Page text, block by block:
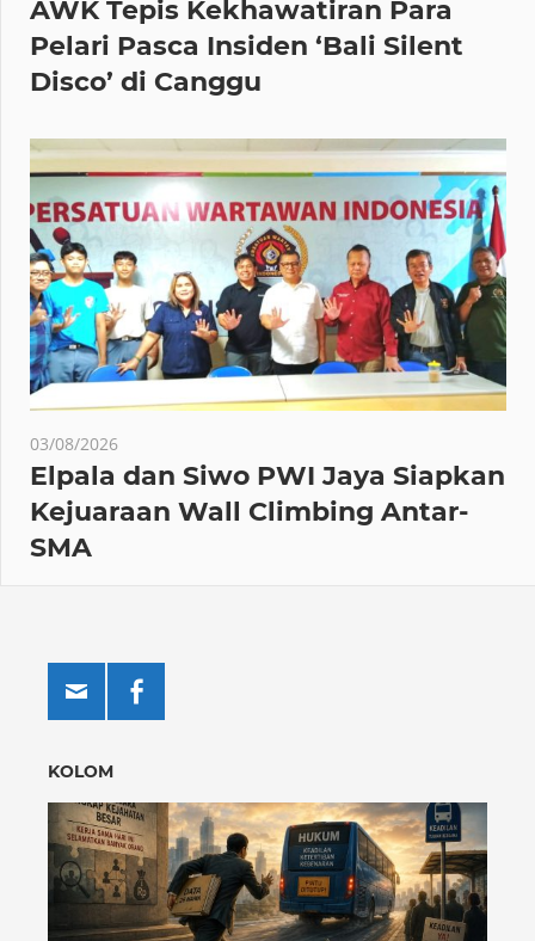
AWK Tepis Kekhawatiran Para
Pelari Pasca Insiden ‘Bali Silent
Disco’ di Canggu
03/08/2026
Elpala dan Siwo PWI Jaya Siapkan
Kejuaraan Wall Climbing Antar-
SMA
KOLOM